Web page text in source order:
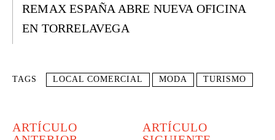
REMAX ESPAÑA ABRE NUEVA OFICINA
EN TORRELAVEGA
TAGS LOCAL COMERCIAL MODA TURISMO
ARTÍCULO
ARTÍCULO